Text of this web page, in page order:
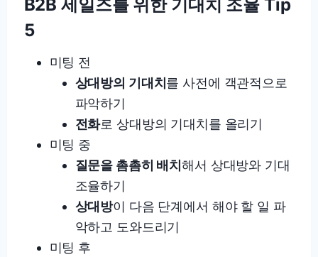
B2B 세일즈를 위한 기대치 조율 Tip
5
미팅 전
상대방의 기대치 를 사전에 객관적으로
파악하기
전화로 상대방의 기대치를 올리기
미팅 중
질문을 촘촘히 배치해서 상대방와 기대
조율하기
상대방이 다음 단계에서 해야 할 일 파
악하고 도와드리기
미팅 후